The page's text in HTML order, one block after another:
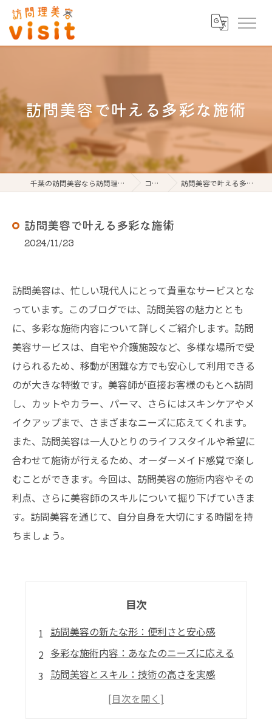
訪問美容で叶える多彩な施術
千葉の訪問美容なら訪問理美容visit コラム 訪問美容で叶える多彩な施術
訪問美容で叶える多彩な施術
2024/11/23
訪問美容は、忙しい現代人にとって貴重なサービスとな
っています。このブログでは、訪問美容の魅力ととも
に、多彩な施術内容について詳しくご紹介します。訪問
美容サービスは、自宅や介護施設など、多様な場所で受
けられるため、移動が困難な方でも安心して利用できる
のが大きな特徴です。美容師が直接お客様のもとへ訪問
し、カットやカラー、パーマ、さらにはスキンケアやメ
イクアップまで、さまざまなニーズに応えてくれます。
また、訪問美容は一人ひとりのライフスタイルや希望に
合わせて施術が行えるため、オーダーメイド感覚で楽し
むことができます。今回は、訪問美容の施術内容やその
利点、さらに美容師のスキルについて掘り下げていきま
す。訪問美容を通じて、自分自身を大切にする時間を持
ちましょう。
目次
訪問美容の新たな形：便利さと安心感
多彩な施術内容：あなたのニーズに応える
訪問美容とスキル：技術の高さを実感
訪問美容の未来：新たなサービスの展望